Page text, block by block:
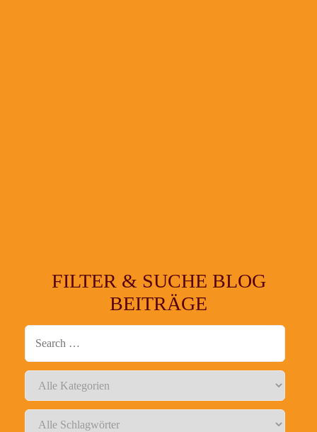
FILTER & SUCHE BLOG
BEITRÄGE